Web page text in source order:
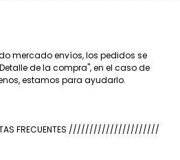
mercado envíos, los pedidos se
de la compra", en el caso de
estamos para ayudarlo.
FRECUENTES //////////////////////